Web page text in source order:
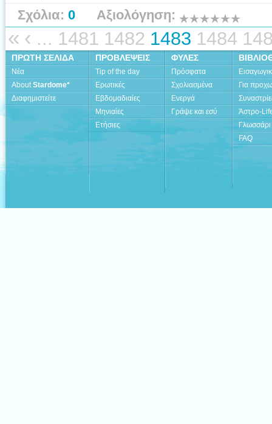
Σχόλια: 0 Αξιολόγηση:
« ‹ ... 1481 1482 1483 1484
ΠΡΩΤΗ ΣΕΛΙΔΑ
Νέα
AboutStardome*
Διαφημιστείτε
ΠΡΟΒΛΕΨΕΙΣ
Tip of the day
Ερωτικές
Εβδομαδιαίες
Μηνιαίες
Ετήσιες
ΦΥΛΕΣ
Πρόσφατα
Σχολιασμένα
Ενεργά
Γράψε και εσύ
Για
Άστρο-
Γλωσσάρι
FAQ